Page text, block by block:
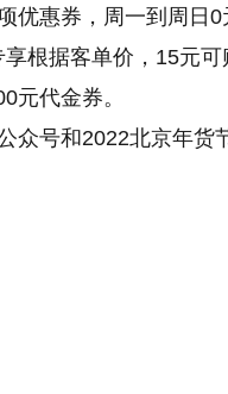
优惠券，周一到周日
根据客单价，15元可
元代金券。
众号和2022北京年货